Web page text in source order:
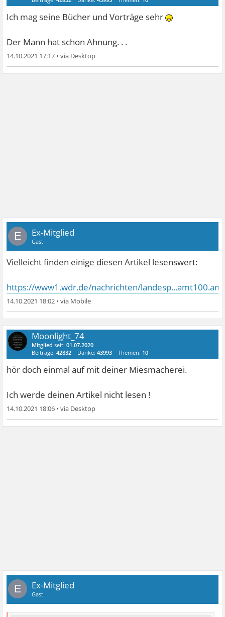
Ich mag seine Bücher und Vorträge sehr
Der Mann hat schon Ahnung. . .
14.10.2021 17:17 •
E Ex-Mitglied
Gast
Vielleicht finden einige diesen Artikel lesenswert:
https://www1.wdr.de/nachrichten/
14.10.2021 18:02 •
Moonlight_74
Mitglied seit:01.07.2020
Beiträge:42832 Danke:43993 Themen: 10
hör doch einmal auf mit deiner Miesmacherei.
Ich werde deinen Artikel nicht lesen !
14.10.2021 18:06 •
E Ex-Mitglied
Gast